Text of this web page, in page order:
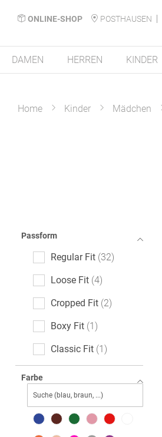
ONLINE-SHOP POSTHAUSEN
DAMEN HERREN KINDER
Home Kinder Mädchen
Passform
Regular Fit 32
Loose Fit 4
Cropped Fit 2
Boxy Fit 1
Classic Fit 1
Farbe